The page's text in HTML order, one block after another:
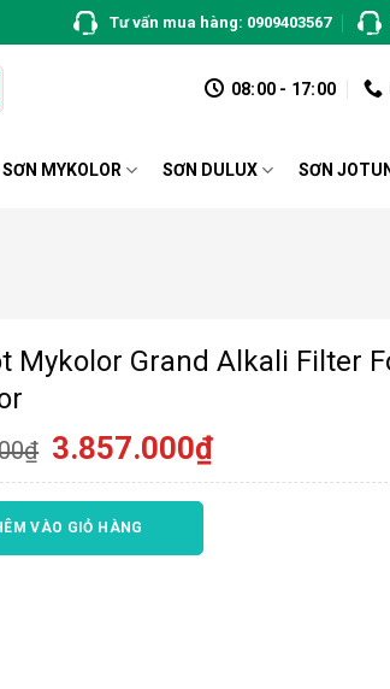
Tư vấn mua hàng: 0909403567
08:00 - 17:00
SƠN MYKOLOR SƠN DULUX SƠN JOTUN
Mykolor Grand Alkali Filter
₫ Giá
gốc
là:
5.510.000₫.
3.857.000₫Giá
tại
VÀO GIỎ HÀNG